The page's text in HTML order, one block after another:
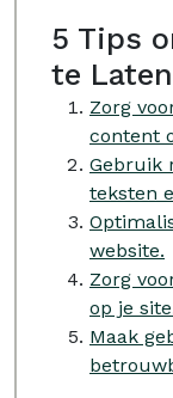
5 Tips
te
Zorg
content
Gebruik
teksten
website.
Zorg
op je
Maak